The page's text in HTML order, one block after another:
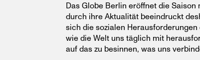
Das Globe Berlin eröffnet die
durch ihre Aktualität beeindruckt
sich die sozialen
wie die Welt uns täglich mit
auf das zu besinnen, was uns